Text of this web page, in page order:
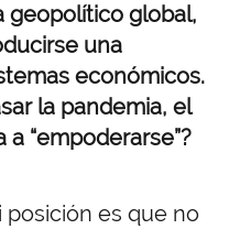
geopolítico global,
una
económicos.
la pandemia, el
“empoderarse”?
es que no